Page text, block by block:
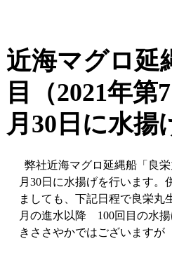
近海マグロ延
目（2021年
月30日に水
月30日に水揚げを行います
ましても、下記日程で良栄丸
月の進水以降　100回目の水
きささやかではございますが